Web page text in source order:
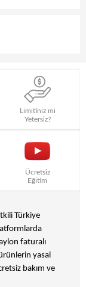
Limitiniz mi
Yetersiz?
Ücretsiz
Eğitim
Türkiye
faturalı
yasal
bakım ve